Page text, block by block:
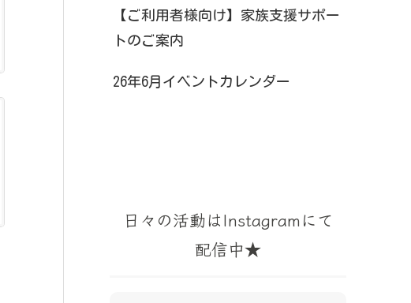
【ご利用者様向け】家族支援サポー
トのご案内
26年6月イベントカレンダー
日々の活動はInstagramにて
配信中★